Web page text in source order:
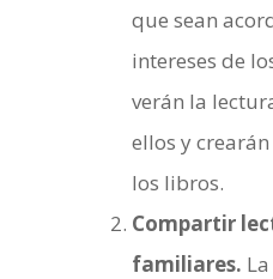
que sean
intereses de
verán la
ellos y
los libros.
Compartir
familiares.